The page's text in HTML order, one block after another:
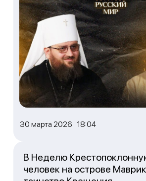
30 марта 2026 18:04
В Неделю
человек на острове